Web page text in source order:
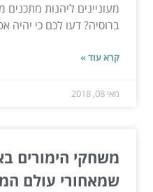
מעוניינים ליהנות
ברוסיה? דעו לכם כי יהיה
קרא עוד »
מאי 08, 2018
משחקי הימורים
שמאחורי עולם